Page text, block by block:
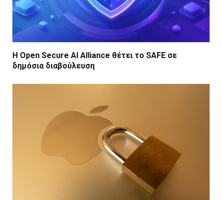
Η Open Secure AI Alliance θέτει το SAFE σε
δημόσια διαβούλευση